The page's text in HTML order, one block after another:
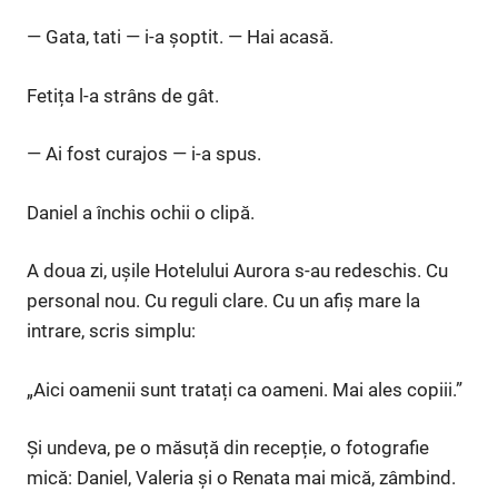
— Gata, tati — i-a șoptit. — Hai acasă.
Fetița l-a strâns de gât.
— Ai fost curajos — i-a spus.
Daniel a închis ochii o clipă.
A doua zi, ușile Hotelului Aurora s-au redeschis. Cu
personal nou. Cu reguli clare. Cu un afiș mare la
intrare, scris simplu:
„Aici oamenii sunt tratați ca oameni. Mai ales copiii.”
Și undeva, pe o măsuță din recepție, o fotografie
mică: Daniel, Valeria și o Renata mai mică, zâmbind.